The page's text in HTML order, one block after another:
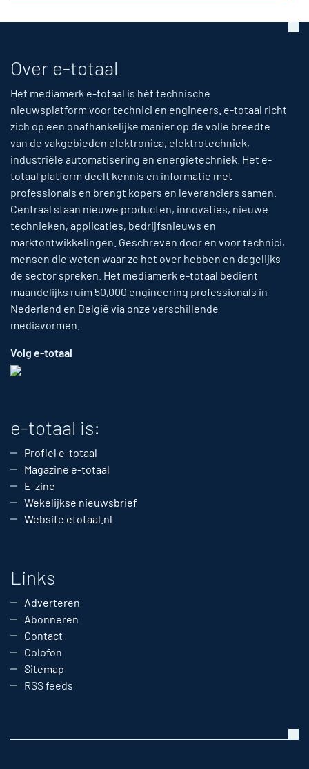
Over e-totaal
Het mediamerk e-totaal is hét technische
nieuwsplatform voor technici en engineers. e-totaal richt
zich op een onafhankelijke manier op de volle breedte
van de vakgebieden elektronica, elektrotechniek,
industriële automatisering en energietechniek. Het e-
totaal platform deelt kennis en informatie met
professionals en brengt kopers en leveranciers samen.
Centraal staan nieuwe producten, innovaties, nieuwe
technieken, applicaties, bedrijfsnieuws en
marktontwikkelingen. Geschreven door en voor technici,
mensen die weten waar ze het over hebben en dagelijks
de sector spreken. Het mediamerk e-totaal bedient
maandelijks ruim 50,000 engineering professionals in
Nederland en België via onze verschillende
mediavormen.
Volg e-totaal
e-totaal is:
Profiel e-totaal
Magazine e-totaal
E-zine
Wekelijkse nieuwsbrief
Website etotaal.nl
Links
Adverteren
Abonneren
Contact
Colofon
Sitemap
RSS feeds